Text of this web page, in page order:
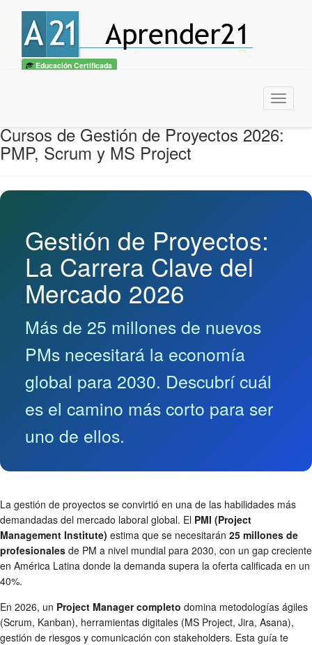
Educación Certificada
Menu
Cursos de Gestión de Proyectos 2026:
PMP, Scrum y MS Project
Gestión de Proyectos:
La Carrera Clave del
Mercado 2026
Más de 25 millones de nuevos
PMs necesitará la economía
global para 2030. Descubrí cuál
es el camino más corto para ser
uno de ellos.
La gestión de proyectos se convirtió en una de las habilidades más
demandadas del mercado laboral global. El PMI (Project
Management Institute) estima que se necesitarán 25 millones de
profesionales de PM a nivel mundial para 2030, con un gap creciente
en América Latina donde la demanda supera la oferta calificada en un
40%.
En 2026, un Project Manager completo domina metodologías ágiles
(Scrum, Kanban), herramientas digitales (MS Project, Jira, Asana),
gestión de riesgos y comunicación con stakeholders. Esta guía te